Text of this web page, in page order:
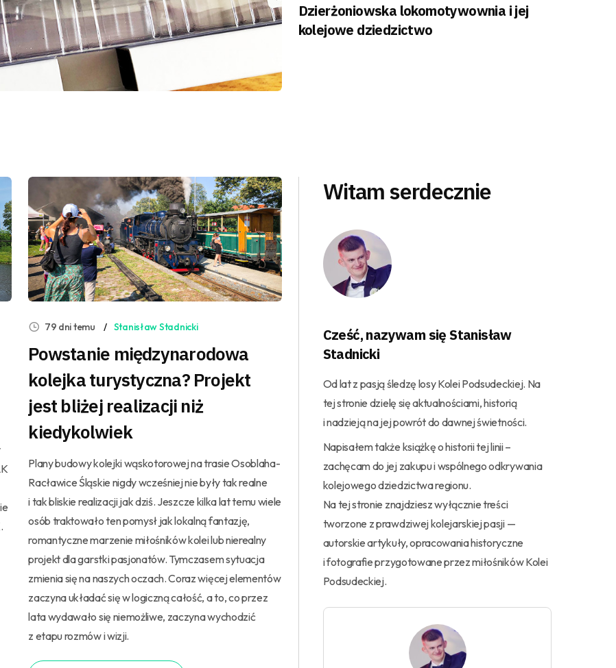
Dzierżoniowska lokomotywownia i jej
kolejowe dziedzictwo
79 dni temu Stanisław Stadnicki
Powstanie międzynarodowa
kolejka turystyczna? Projekt
jest bliżej realizacji niż
kiedykolwiek
Plany budowy kolejki wąskotorowej na trasie Osoblaha-
Racławice Śląskie nigdy wcześniej nie były tak realne
i tak bliskie realizacji jak dziś. Jeszcze kilka lat temu wiele
osób traktowało ten pomysł jak lokalną fantazję,
romantyczne marzenie miłośników kolei lub nierealny
projekt dla garstki pasjonatów. Tymczasem sytuacja
zmienia się na naszych oczach. Coraz więcej elementów
zaczyna układać się w logiczną całość, a to, co przez
lata wydawało się niemożliwe, zaczyna wychodzić
z etapu rozmów i wizji.
Witam serdecznie
Cześć, nazywam się Stanisław
Stadnicki
Od lat z pasją śledzę losy Kolei Podsudeckiej. Na
tej stronie dzielę się aktualnościami, historią
i nadzieją na jej powrót do dawnej świetności.
Napisałem także książkę o historii tej linii –
zachęcam do jej zakupu i wspólnego odkrywania
kolejowego dziedzictwa regionu.
Na tej stronie znajdziesz wyłącznie treści
tworzone z prawdziwej kolejarskiej pasji —
autorskie artykuły, opracowania historyczne
i fotografie przygotowane przez miłośników Kolei
Podsudeckiej.